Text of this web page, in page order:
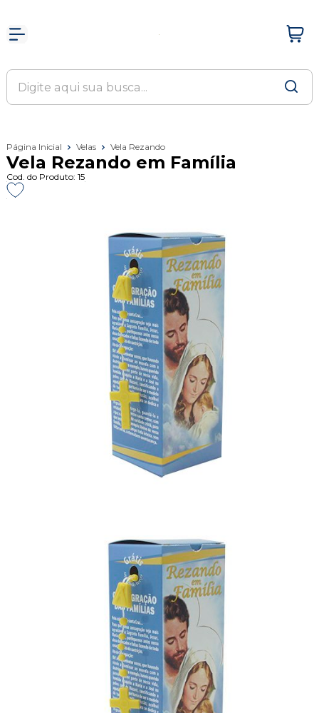
Página Inicial Velas Vela Rezando
Vela Rezando em Família
Cod. do Produto: 15